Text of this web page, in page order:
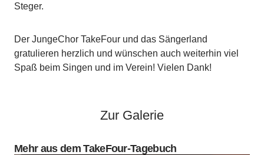
Steger.
Der JungeChor TakeFour und das Sängerland
gratulieren herzlich und wünschen auch weiterhin viel
Spaß beim Singen und im Verein! Vielen Dank!
Zur Galerie
Mehr aus dem TakeFour-Tagebuch